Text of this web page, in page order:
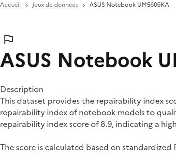
Accueil Jeux de données ASUS Notebook UM5606KA
ASUS Notebook
Description
This dataset provides the repairability index
repairability index of notebook models to
repairability index score of 8.9, indicating a
The score is calculated based on